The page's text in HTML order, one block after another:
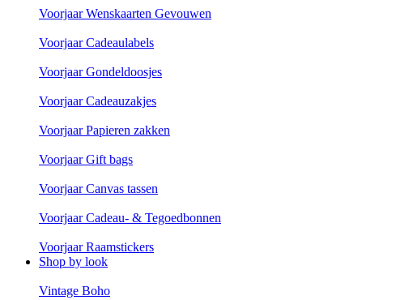
Voorjaar Wenskaarten Gevouwen
Voorjaar Cadeaulabels
Voorjaar Gondeldoosjes
Voorjaar Cadeauzakjes
Voorjaar Papieren zakken
Voorjaar Gift bags
Voorjaar Canvas tassen
Voorjaar Cadeau- & Tegoedbonnen
Voorjaar Raamstickers
Shop by look
Vintage Boho